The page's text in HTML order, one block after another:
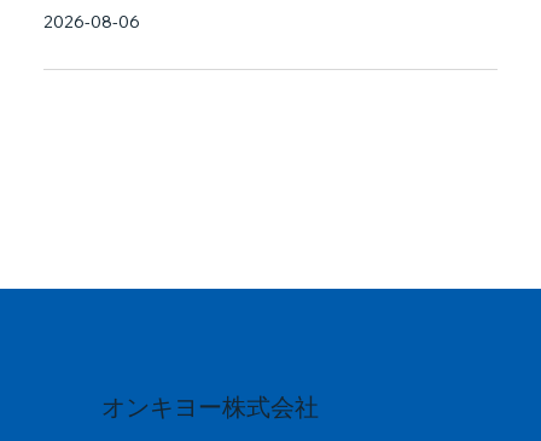
2026-08-06
オンキヨー株式会社